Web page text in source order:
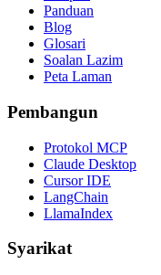
Panduan
Blog
Glosari
Soalan Lazim
Peta Laman
Pembangun
Protokol MCP
Claude Desktop
Cursor IDE
LangChain
LlamaIndex
Syarikat